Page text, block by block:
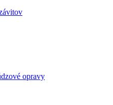
opravy